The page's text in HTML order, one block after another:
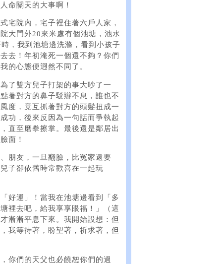
命關天的大事啊！
宅院內，宅子裡住著六戶人家，
大門外20來米處有個池塘，池水
，我到池塘邊洗滌，看到小孩子
去！年初淹死一個還不夠？你們
的心態便迥然不同了。
了雙方兒子打架的事大吵了一
著對方的鼻子駁辯不息，誰也不
度，竟互抓著對方的頭髮扭成一
功，後來反因為一句話而爭執起
直至磨拳擦掌。最後還是鄰居出
面！
朋友，一旦翻臉，比冤家還要
子卻依舊時常歡喜在一起玩
好運」！當我在池塘邊看到「多
裡去吧，給我享享眼福！」（這
漸漸平息下來。我開始設想：但
我等待著，盼望著，祈求著，但
你們的天父也必饒恕你們的過